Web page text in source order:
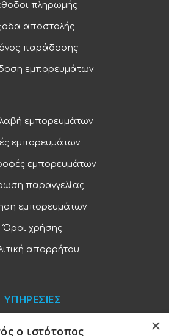
πληρωμής
αποστολής
παράδοσης
εμπορευμάτων
εμπορευμάτων
εμπορευμάτων
εμπορευμάτων
παραγγελίας
εμπορευμάτων
Όροι χρήσης
απορρήτου
ΥΠΗΡΕΣΙΕΣ
×
ο ιστότοπος